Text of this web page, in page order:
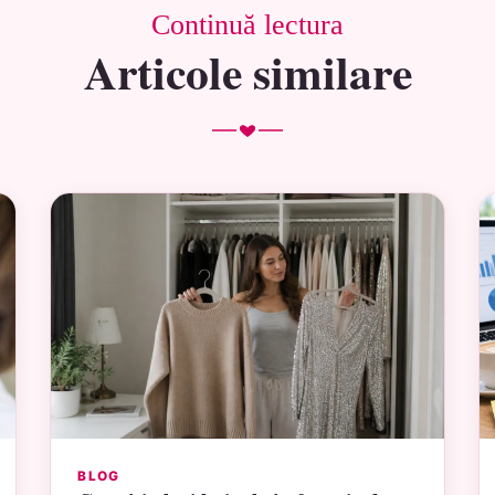
Continuă lectura
Articole similare
BLOG